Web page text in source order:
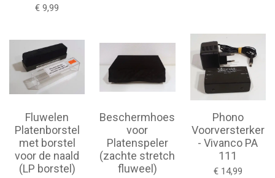
€ 9,99
Fluwelen
Platenborstel
met borstel
voor de naald
(LP borstel)
Beschermhoes
voor
Platenspeler
(zachte stretch
fluweel)
Phono
Voorversterker
- Vivanco PA
111
€ 14,99